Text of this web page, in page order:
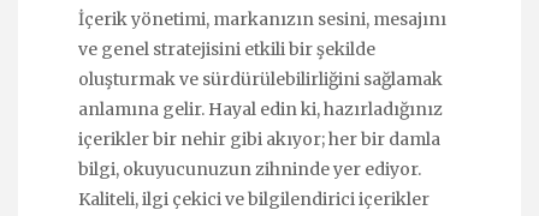
İçerik yönetimi, markanızın sesini, mesajını
ve genel stratejisini etkili bir şekilde
oluşturmak ve sürdürülebilirliğini sağlamak
anlamına gelir. Hayal edin ki, hazırladığınız
içerikler bir nehir gibi akıyor; her bir damla
bilgi, okuyucunuzun zihninde yer ediyor.
Kaliteli, ilgi çekici ve bilgilendirici içerikler